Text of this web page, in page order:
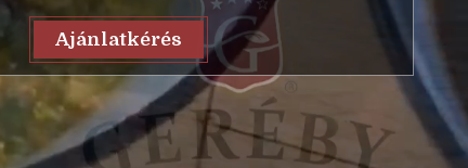
Ajánlatkérés